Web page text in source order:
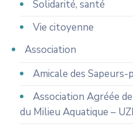
Solidarité, santé
Vie citoyenne
Association
Amicale des Sapeurs-
Association Agréée
du Milieu Aquatique –